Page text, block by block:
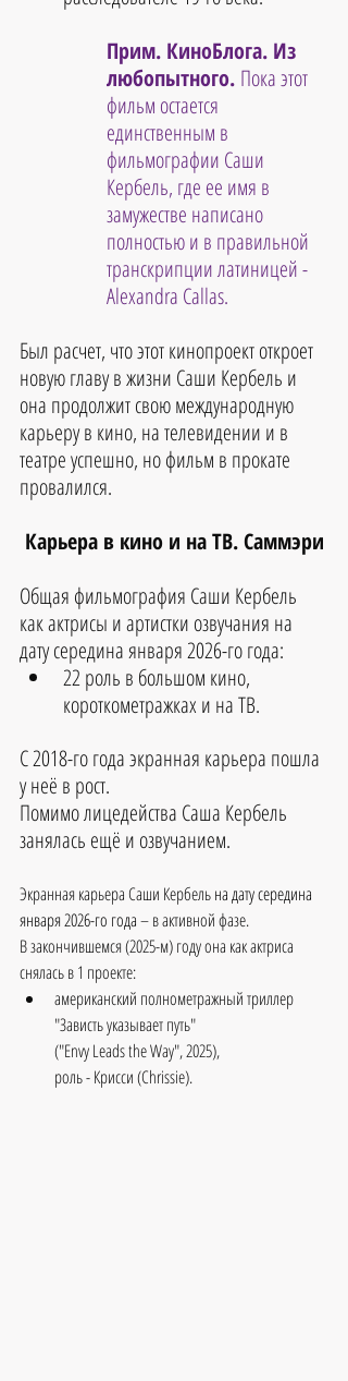
Прим. КиноБлога. Из
любопытного. Пока этот
фильм остается
единственным в
фильмографии Саши
Кербель, где ее имя в
замужестве написано
полностью и в правильной
транскрипции латиницей -
Alexandra Callas.
Был расчет, что этот кинопроект откроет
новую главу в жизни Саши Кербель и
она продолжит свою международную
карьеру в кино, на телевидении и в
театре успешно, но фильм в прокате
провалился.
Карьера в кино и на ТВ. Саммэри
Общая фильмография Саши Кербель
как актрисы и артистки озвучания на
дату середина января 2026-го года:
22 роль в большом кино,
короткометражках и на ТВ.
С 2018-го года экранная карьера пошла
у неё в рост.
Помимо лицедейства Саша Кербель
занялась ещё и озвучанием.
Экранная карьера Саши Кербель на дату середина
января 2026-го года – в активной фазе.
В закончившемся (2025-м) году она как актриса
снялась в 1 проекте:
американский полнометражный триллер
"Зависть указывает путь"
("Envy Leads the Way", 2025),
роль - Крисси (Chrissie).